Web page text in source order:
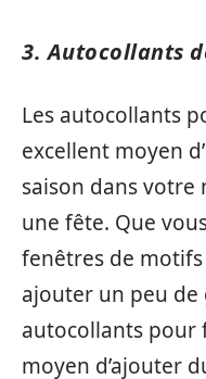
3. Autocollants
Les autocollants
excellent moyen
saison dans votre
une fête. Que
fenêtres de
ajouter un peu de
autocollants pour
moyen d’ajouter